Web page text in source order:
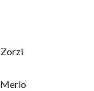
Zorzi